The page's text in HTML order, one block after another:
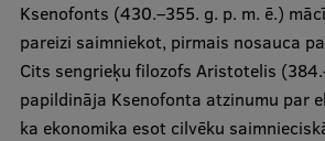
Zinātniskie institūti un
Pētniecības datu pārvaldība
RSU zinātnes portāls
Ksenofonts (430.–355. g. p. m. ē.)
pareizi saimniekot, pirmais nosauca
Cits sengrieķu filozofs Aristotelis
papildināja Ksenofonta atzinumu par
ka ekonomika esot cilvēku